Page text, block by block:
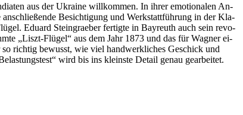
aus der Ukrai­ne will­kom­men. In ih­rer emo­tio­na­len An­
Be­sich­ti­gung und Werk­statt­füh­rung in der Kla­
Edu­ard Stein­grae­ber fer­tig­te in Bay­reuth auch sein re­vo­
„Liszt-Flü­gel“ aus dem Jahr 1873 und das für Wag­ner ei­
rich­tig be­wusst, wie viel hand­werk­li­ches Ge­schick und
wird bis ins kleins­te De­tail ge­nau gearbeitet.